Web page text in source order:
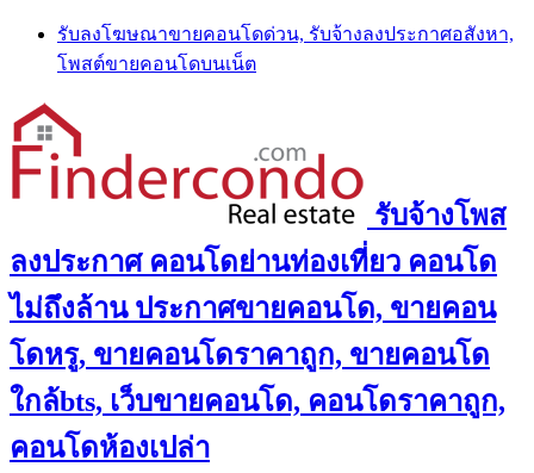
Skip
content
รับลงโฆษณาขายคอนโดด่วน, รับจ้างลงประกาศอสังหา,
โพสต์ขายคอนโดบนเน็ต
รับจ้างโพส
ลงประกาศ คอนโดย่านท่องเที่ยว คอนโด
ไม่ถึงล้าน ประกาศขายคอนโด, ขายคอน
โดหรู, ขายคอนโดราคาถูก, ขายคอนโด
ใกล้bts, เว็บขายคอนโด, คอนโดราคาถูก,
คอนโดห้องเปล่า